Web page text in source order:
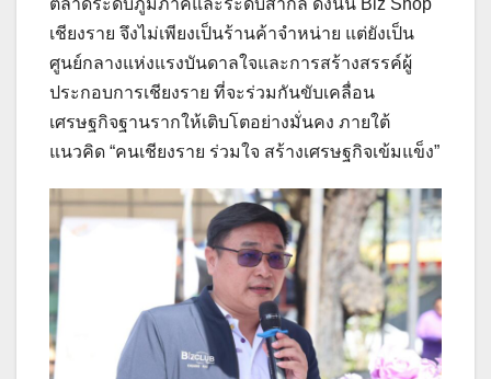
ตลาดระดับภูมิภาคและระดับสากล ดังนั้น Biz Shop
เชียงราย จึงไม่เพียงเป็นร้านค้าจำหน่าย แต่ยังเป็น
ศูนย์กลางแห่งแรงบันดาลใจและการสร้างสรรค์ผู้
ประกอบการเชียงราย ที่จะร่วมกันขับเคลื่อน
เศรษฐกิจฐานรากให้เติบโตอย่างมั่นคง ภายใต้
แนวคิด “คนเชียงราย ร่วมใจ สร้างเศรษฐกิจเข้มแข็ง”